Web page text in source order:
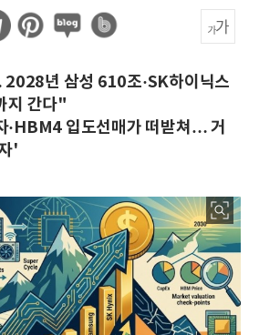
년 삼성 610조·SK하이닉스
지 간다"
·HBM4 입도선매가 떠받쳐… 거
'